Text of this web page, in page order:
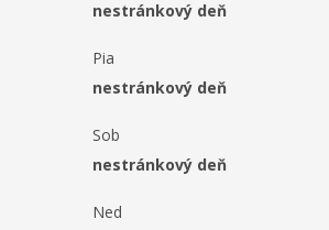
nestránkový deň
Pia
nestránkový deň
Sob
nestránkový deň
Ned